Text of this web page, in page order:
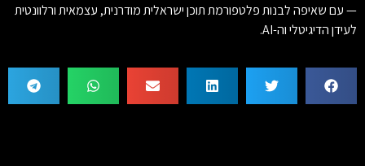
— עם שאיפה לבנות פלטפורמת תוכן ישראלית מודרנית, עצמאית ורלוונטית
לעידן הדיגיטלי וה-AI.